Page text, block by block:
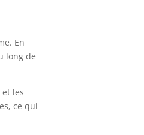
En
long de
les
ce qui